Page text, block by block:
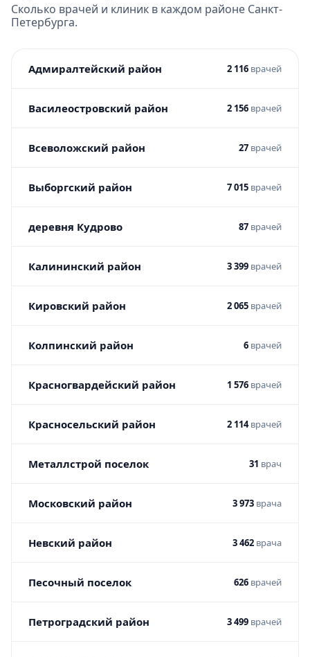
Сколько врачей и клиник в каждом районе Санкт-
Петербурга.
Адмиралтейский район 2 116 врачей
Василеостровский район 2 156 врачей
Всеволожский район 27 врачей
Выборгский район 7 015 врачей
деревня Кудрово 87 врачей
Калининский район 3 399 врачей
Кировский район 2 065 врачей
Колпинский район 6 врачей
Красногвардейский район 1 576 врачей
Красносельский район 2 114врачей
Металлстрой поселок 31 врач
Московский район 3 973 врача
Невский район 3 462 врача
Песочный поселок 626 врачей
Петроградский район 3 499 врачей